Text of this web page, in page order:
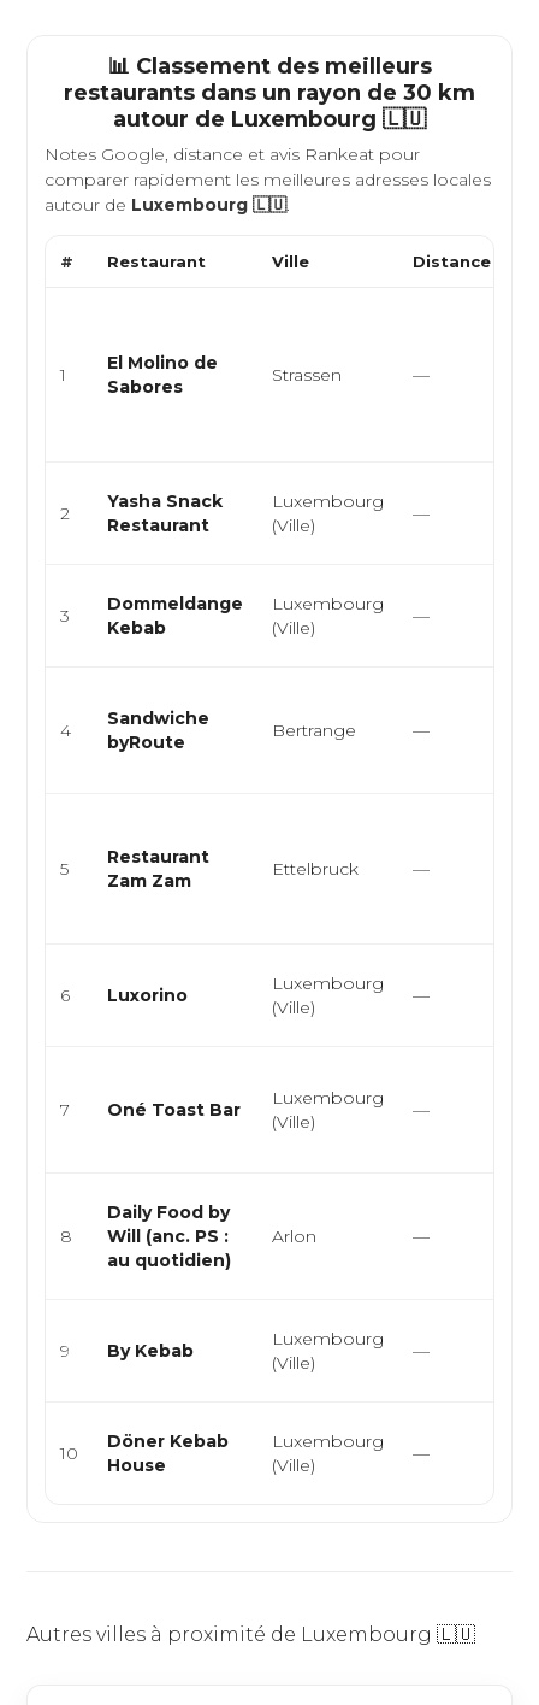
📊 Classement des meilleurs
restaurants dans un rayon de 30 km
autour de Luxembourg 🇱🇺
Notes Google, distance et avis Rankeat pour
comparer rapidement les meilleures adresses locales
autour de Luxembourg 🇱🇺.
# Restaurant Ville Distance
1
El Molino de
Sabores
Strassen —
2
Yasha Snack
Restaurant
Luxembourg
(Ville)
—
3
Dommeldange
Kebab
Luxembourg
(Ville)
—
4
Sandwiche
byRoute
Bertrange —
5
Restaurant
Zam Zam
Ettelbruck —
6 Luxorino
Luxembourg
(Ville)
—
7 Oné Toast Bar
Luxembourg
(Ville)
—
8
Daily Food by
Will (anc. PS :
au quotidien)
Arlon —
9 By Kebab
Luxembourg
(Ville)
—
10
Döner Kebab
House
Luxembourg
(Ville)
—
Autres villes à proximité de Luxembourg 🇱🇺